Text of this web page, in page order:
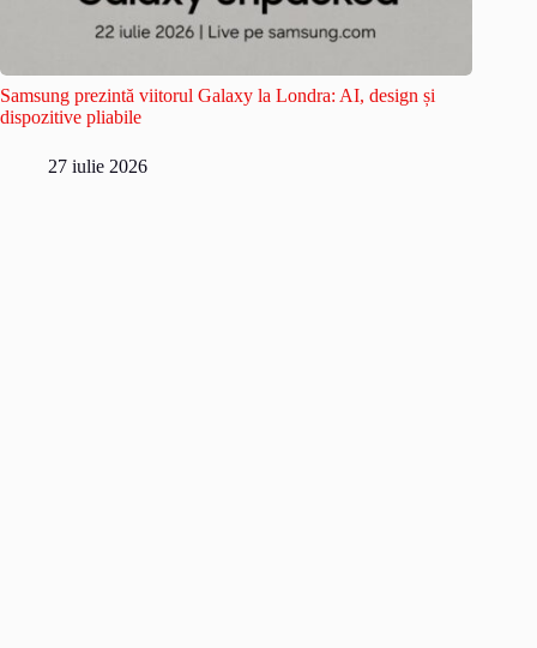
Samsung prezintă viitorul Galaxy la Londra: AI, design și
dispozitive pliabile
27 iulie 2026